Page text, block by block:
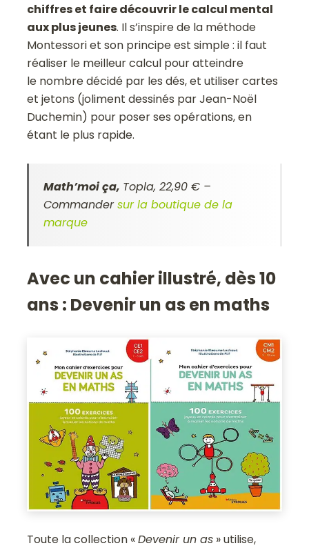
chiffres et faire découvrir le calcul mental
aux plus jeunes. Il s’inspire de la méthode
Montessori et son principe est simple : il faut
réaliser le meilleur calcul pour atteindre
le nombre décidé par les dés, et utiliser cartes
et jetons (joliment dessinés par Jean-Noël
Duchemin) pour poser ses opérations, en
étant le plus rapide.
Math’moi ça, Topla, 22,90 € –
Commandersur la boutique de la
marque
Avec un cahier illustré, dès 10
ans : Devenir un as en maths
Toute la collection «Devenir un as » utilise,